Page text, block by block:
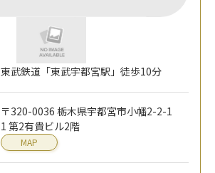
東武鉄道「東武宇都宮駅」徒歩10分
〒320-0036 栃木県宇都宮市小幡2-2-1
1 第2有貴ビル2階
MAP